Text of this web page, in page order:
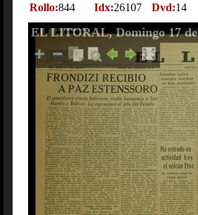
Rollo:844 Idx:26107 Dvd:14
EL LITORAL, Domingo 17